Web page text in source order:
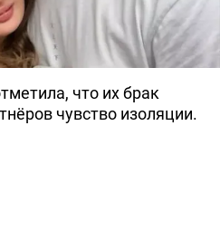
что их брак
чувство изоляции.